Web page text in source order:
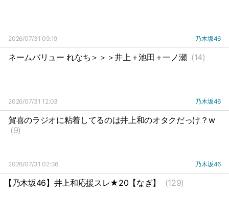
2026/07/31 09:19 乃木坂46
ネームバリュー れなち＞＞＞井上＋池田＋一ノ瀬 (14)
2026/07/31 12:03 乃木坂46
賀喜のラジオに粘着してるのは井上和のオタクだっけ？w
(9)
2026/07/31 02:36 乃木坂46
【乃木坂46】井上和応援スレ★20【なぎ】 (129)